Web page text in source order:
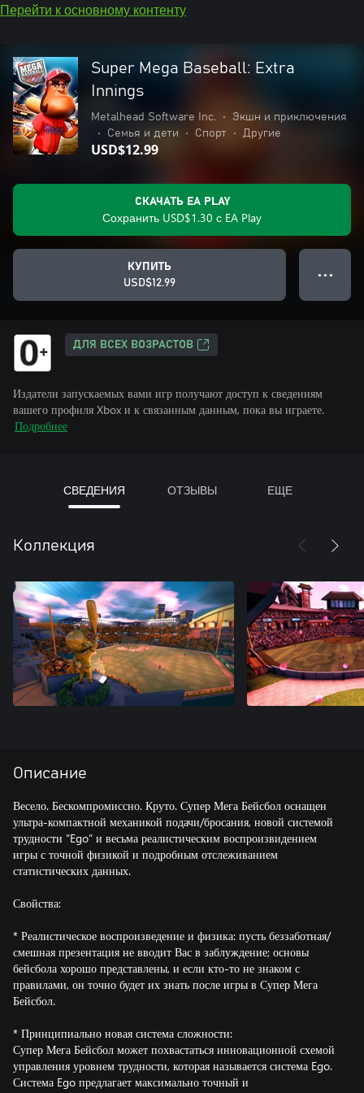
Перейти к основному контенту
Super Mega Baseball: Extra
Innings
Metalhead Software Inc. •
Экшн и приключения
•
Семья и дети • Спорт • Другие
USD$12.99
СКАЧАТЬ EA PLAY
Сохранить USD$1.30 с EA Play
КУПИТЬ
USD$12.99
● ● ●
ДЛЯ ВСЕХ ВОЗРАСТОВ
Издатели запускаемых вами игр получают доступ к сведениям
вашего профиля Xbox и к связанным данным, пока вы играете.
Подробнее
СВЕДЕНИЯ ОТЗЫВЫ ЕЩЕ
Коллекция
Описание
Весело. Бескомпромиссно. Круто. Супер Мега Бейсбол оснащен
ультра-компактной механикой подачи/бросания, новой системой
трудности “Ego” и весьма реалистическим воспроизвидением
игры с точной физикой и подробным отслеживанием
статистических данных.
Свойства:
* Реалистическое воспроизведение и физика: пусть беззаботная/
смешная презентация не вводит Вас в заблуждение; основы
бейсбола хорошо представлены, и если кто-то не знаком с
правилами, он точно будет их знать после игры в Супер Мега
Бейсбол.
* Принципиально новая система сложности:
Супер Мега Бейсбол может похвастаться инновационной схемой
управления уровнем трудности, которая называется система Ego.
Система Ego предлагает максимально точный и